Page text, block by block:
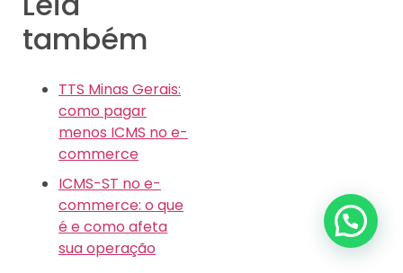
também
TTS Minas Gerais:
como pagar
menos ICMS no e-
commerce
ICMS-ST no e-
commerce: o que
é e como afeta
sua operação